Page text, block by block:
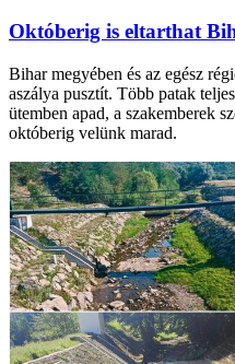
Októberig is eltarthat
Bihar megyében és az egész
aszálya pusztít. Több patak
ütemben apad, a szakemberek
októberig velünk marad.